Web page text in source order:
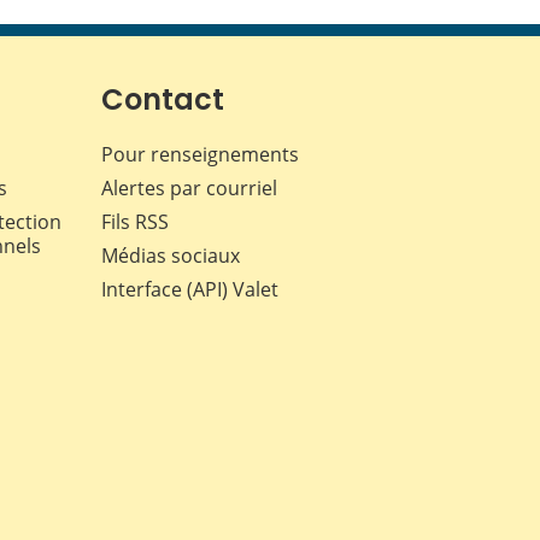
page
Facebook
page page page
Contact
Pour renseignements
Alertes par courriel
Fils RSS
Médias sociaux
Interface (API) Valet